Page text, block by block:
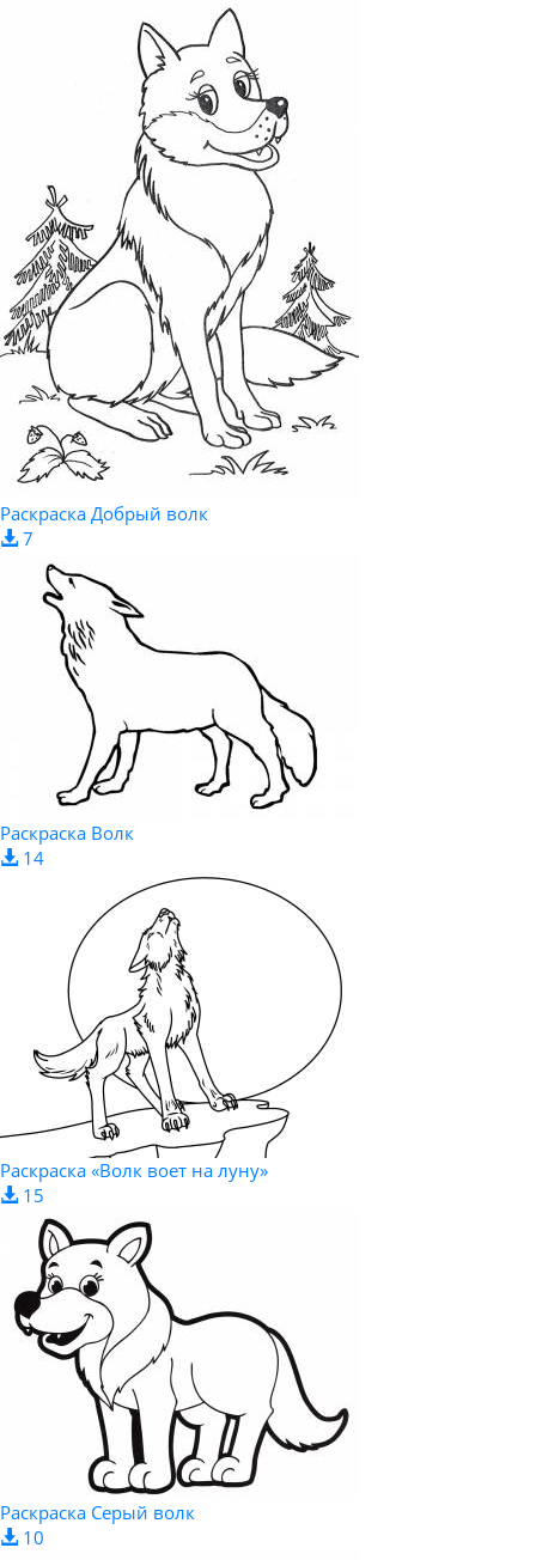
Раскраска Добрый волк
7
Раскраска Волк
14
Раскраска «Волк воет на луну»
15
Раскраска Серый волк
10